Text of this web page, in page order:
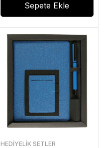
Sepete Ekle
HEDIYELIK SETLER